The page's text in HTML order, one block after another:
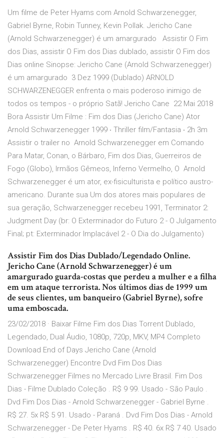
Um filme de Peter Hyams com Arnold Schwarzenegger,
Gabriel Byrne, Robin Tunney, Kevin Pollak. Jericho Cane
(Arnold Schwarzenegger) é um amargurado Assistir O Fim
dos Dias, assistir O Fim dos Dias dublado, assistir O Fim dos
Dias online Sinopse: Jericho Cane (Arnold Schwarzenegger)
é um amargurado 3 Dez 1999 (Dublado) ARNOLD
SCHWARZENEGGER enfrenta o mais poderoso inimigo de
todos os tempos - o próprio Satã! Jericho Cane 22 Mai 2018
Bora Assistir Um Filme : Fim dos Dias (Jericho Cane) Ator
Arnold Schwarzenegger 1999 ‧ Thriller film/Fantasia ‧ 2h 3m
Assistir o trailer no Arnold Schwarzenegger em Comando
Para Matar, Conan, o Bárbaro, Fim dos Dias, Guerreiros de
Fogo (Globo), Irmãos Gêmeos, Inferno Vermelho, O Arnold
Schwarzenegger é um ator, ex-fisiculturista e político austro-
americano. Durante sua Um dos atores mais populares de
sua geração, Schwarzenegger recebeu 1991, Terminator 2:
Judgment Day (br: O Exterminador do Futuro 2 - O Julgamento
Final; pt: Exterminador Implacável 2 - O Dia do Julgamento)
Assistir Fim dos Dias Dublado/Legendado Online.
Jericho Cane (Arnold Schwarzenegger) é um
amargurado guarda-costas que perdeu a mulher e a filha
em um ataque terrorista. Nos últimos dias de 1999 um
de seus clientes, um banqueiro (Gabriel Byrne), sofre
uma emboscada.
23/02/2018 · Baixar Filme Fim dos Dias Torrent Dublado,
Legendado, Dual Áudio, 1080p, 720p, MKV, MP4 Completo
Download End of Days Jericho Cane (Arnold
Schwarzenegger) Encontre Dvd Fim Dos Dias
Schwarzenegger Filmes no Mercado Livre Brasil. Fim Dos
Dias - Filme Dublado Coleção . R$ 9 99. Usado - São Paulo .
Dvd Fim Dos Dias - Arnold Schwarzenegger - Gabriel Byrne .
R$ 27. 5x R$ 5 91. Usado - Paraná . Dvd Fim Dos Dias - Arnold
Schwarzenegger - De Peter Hyams . R$ 40. 6x R$ 7 40. Usado